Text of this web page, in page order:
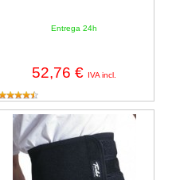
Entrega 24h
52,76 € IVA incl.
Faja Turbo Master Mod. 800